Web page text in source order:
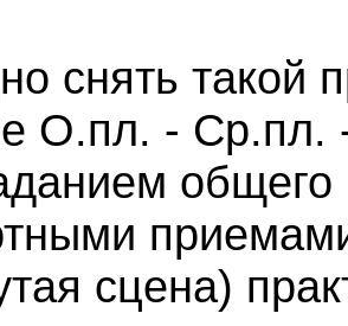
снять такой
О.пл. - Ср.пл.
общего
сцена)